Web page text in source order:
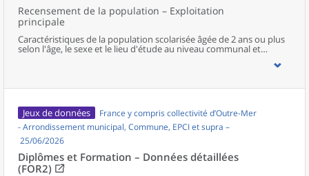
Recensement de la population – Exploitation
principale
Caractéristiques de la population scolarisée âgée de 2 ans ou plus
selon l'âge, le sexe et le lieu d'étude au niveau communal et
supracommunal pour la France hors Mayotte.
Jeux de données
France y compris collectivité d’Outre-Mer
- Arrondissement municipal, Commune, EPCI et supra –
25/06/2026
Diplômes et Formation – Données détaillées
(FOR2)